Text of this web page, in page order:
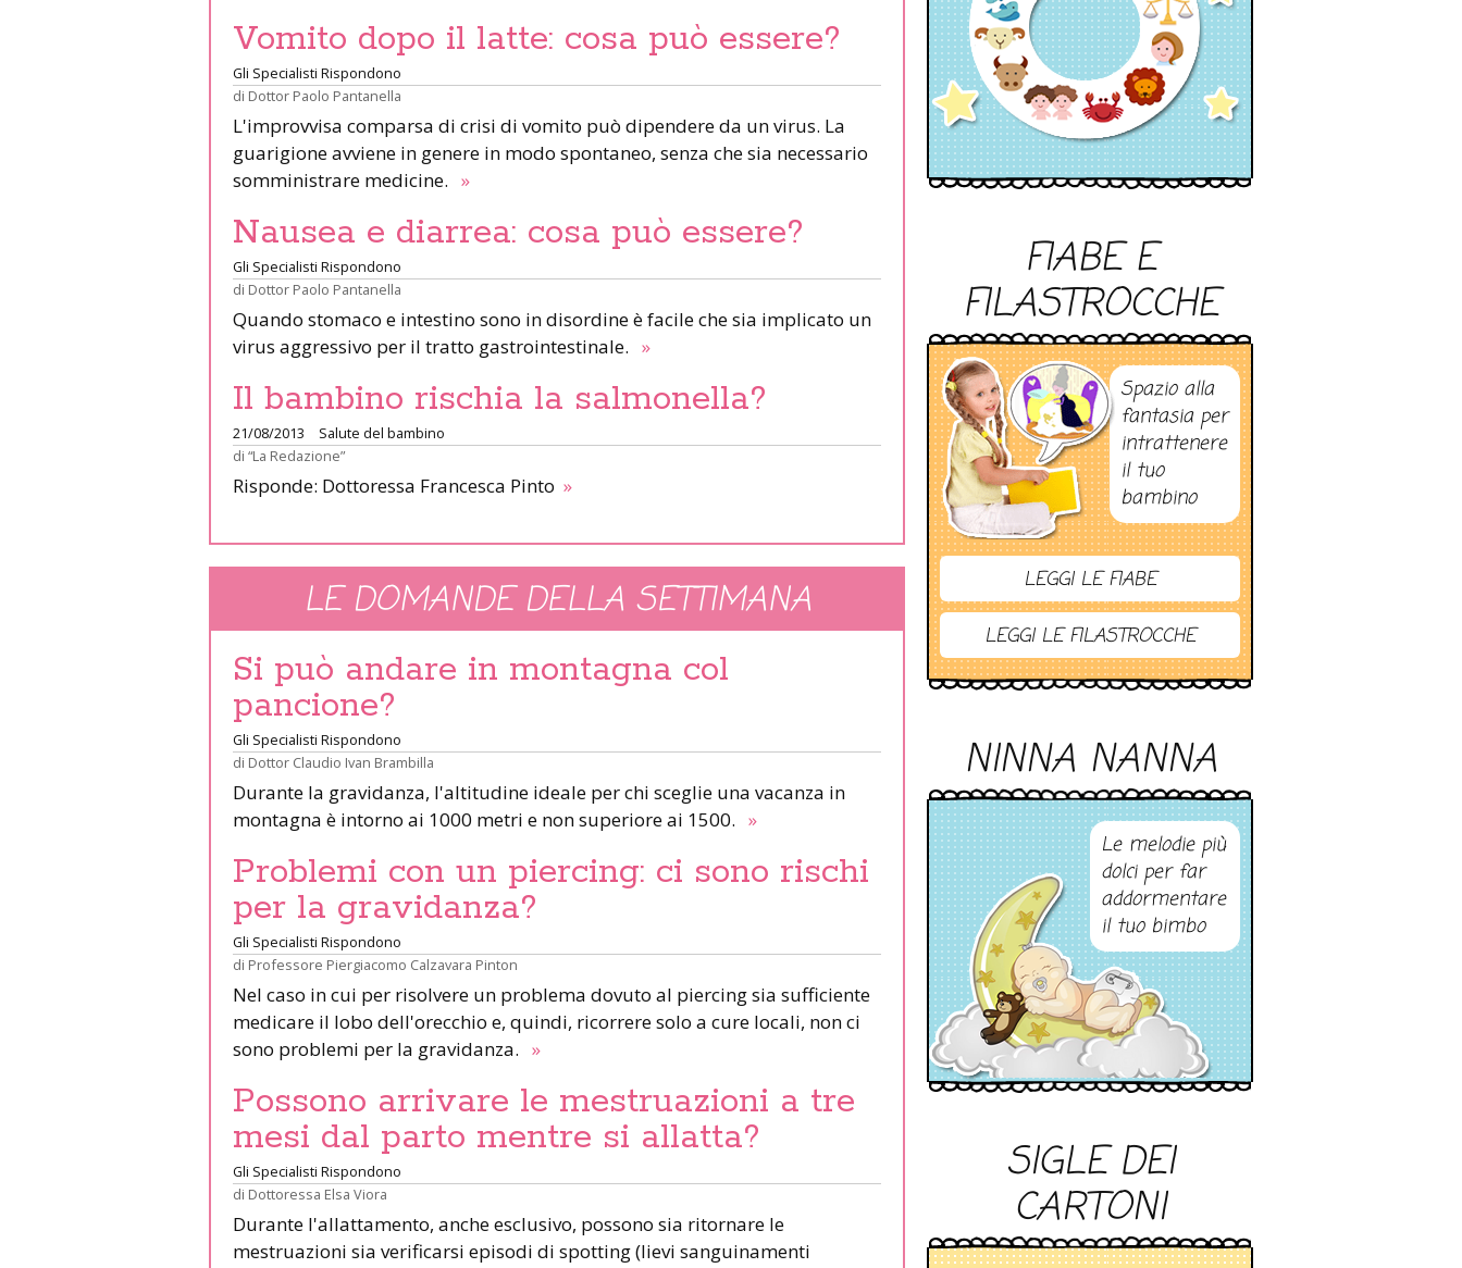
Vomito dopo il latte: cosa può essere?
Gli Specialisti Rispondono
di Dottor Paolo Pantanella
L'improvvisa comparsa di crisi di vomito può dipendere da un virus. La
guarigione avviene in genere in modo spontaneo, senza che sia necessario
somministrare medicine. »
Nausea e diarrea: cosa può essere?
Gli Specialisti Rispondono
di Dottor Paolo Pantanella
Quando stomaco e intestino sono in disordine è facile che sia implicato un
virus aggressivo per il tratto gastrointestinale. »
Il bambino rischia la salmonella?
21/08/2013
Salute del bambino
di “La Redazione”
Risponde: Dottoressa Francesca Pinto »
LE DOMANDE DELLA SETTIMANA
Si può andare in montagna col
pancione?
Gli Specialisti Rispondono
di Dottor Claudio Ivan Brambilla
Durante la gravidanza, l'altitudine ideale per chi sceglie una vacanza in
montagna è intorno ai 1000 metri e non superiore ai 1500. »
Problemi con un piercing: ci sono rischi
per la gravidanza?
Gli Specialisti Rispondono
di Professore Piergiacomo Calzavara Pinton
Nel caso in cui per risolvere un problema dovuto al piercing sia sufficiente
medicare il lobo dell'orecchio e, quindi, ricorrere solo a cure locali, non ci
sono problemi per la gravidanza. »
Possono arrivare le mestruazioni a tre
mesi dal parto mentre si allatta?
Gli Specialisti Rispondono
di Dottoressa Elsa Viora
Durante l'allattamento, anche esclusivo, possono sia ritornare le
mestruazioni sia verificarsi episodi di spotting (lievi sanguinamenti
FIABE E
FILASTROCCHE
Spazio alla
fantasia per
intrattenere
il tuo
bambino
LEGGI LE FIABE
LEGGI LE FILASTROCCHE
NINNA NANNA
Le melodie più
dolci per far
addormentare
il tuo bimbo
SIGLE DEI
CARTONI